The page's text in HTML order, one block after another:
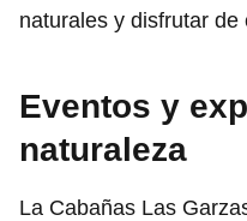
naturales y disfrutar
Eventos y
naturaleza
La Cabañas Las